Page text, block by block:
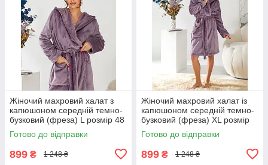
Жіночий махровий халат з
капюшоном середній темно-
бузковий (фреза) L розмір 48
Готово до відправки
899 ₴ 1 248 ₴
Жіночий махровий халат із
капюшоном середній темно-
бузковий (фреза) XL розмір
50
Готово до відправки
899 ₴ 1 248 ₴